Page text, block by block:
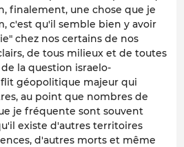
finalement, une chose que je
c'est qu'il semble bien y avoir
chez nos certains de nos
de tous milieux et de toutes
la question israelo-
géopolitique majeur qui
au point que nombres de
je fréquente sont souvent
existe d'autres territoires
d'autres morts et même